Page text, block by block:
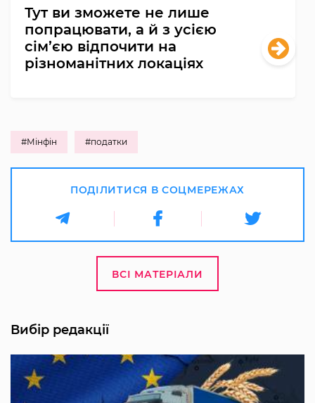
Тут ви зможете не лише
попрацювати, а й з усією
сім’єю відпочити на
різноманітних локаціях
#Мінфін #податки
ПОДІЛИТИСЯ В СОЦМЕРЕЖАХ
ВСІ МАТЕРІАЛИ
Вибір редакції